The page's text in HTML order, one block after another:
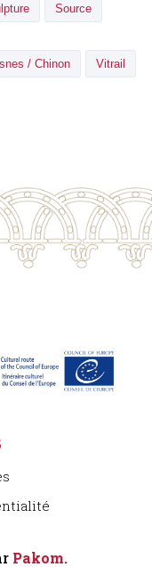
Source
/ Chinon Vitrail
Pakom.